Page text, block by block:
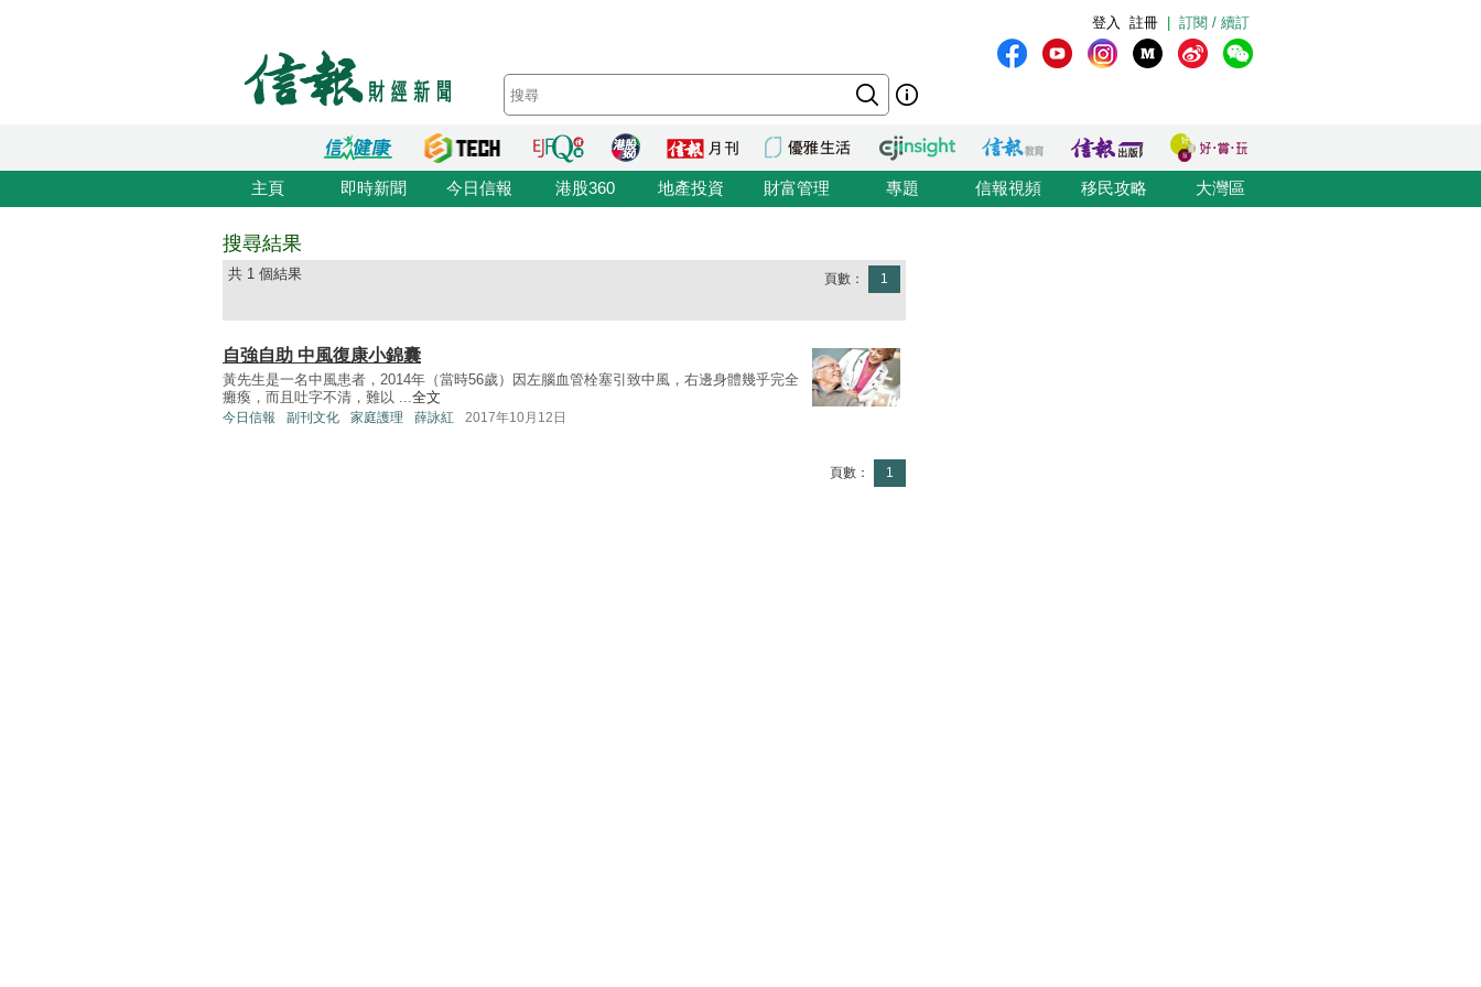
訂閱 / 續訂
註冊
登入
主頁 即時新聞 今日信報 港股360 地產投資 財富管理 專題 信報視頻 移民攻略 大灣區
搜尋結果
共 1 個結果 頁數： 1
自強自助 中風復康小錦囊
黃先生是一名中風患者，2014年（當時56歲）因左腦血管栓塞引致中風，右邊身體幾乎完全
癱瘓，而且吐字不清，難以 ...全文
今日信報 副刊文化 家庭護理 薛詠紅 2017年10月12日
頁數： 1